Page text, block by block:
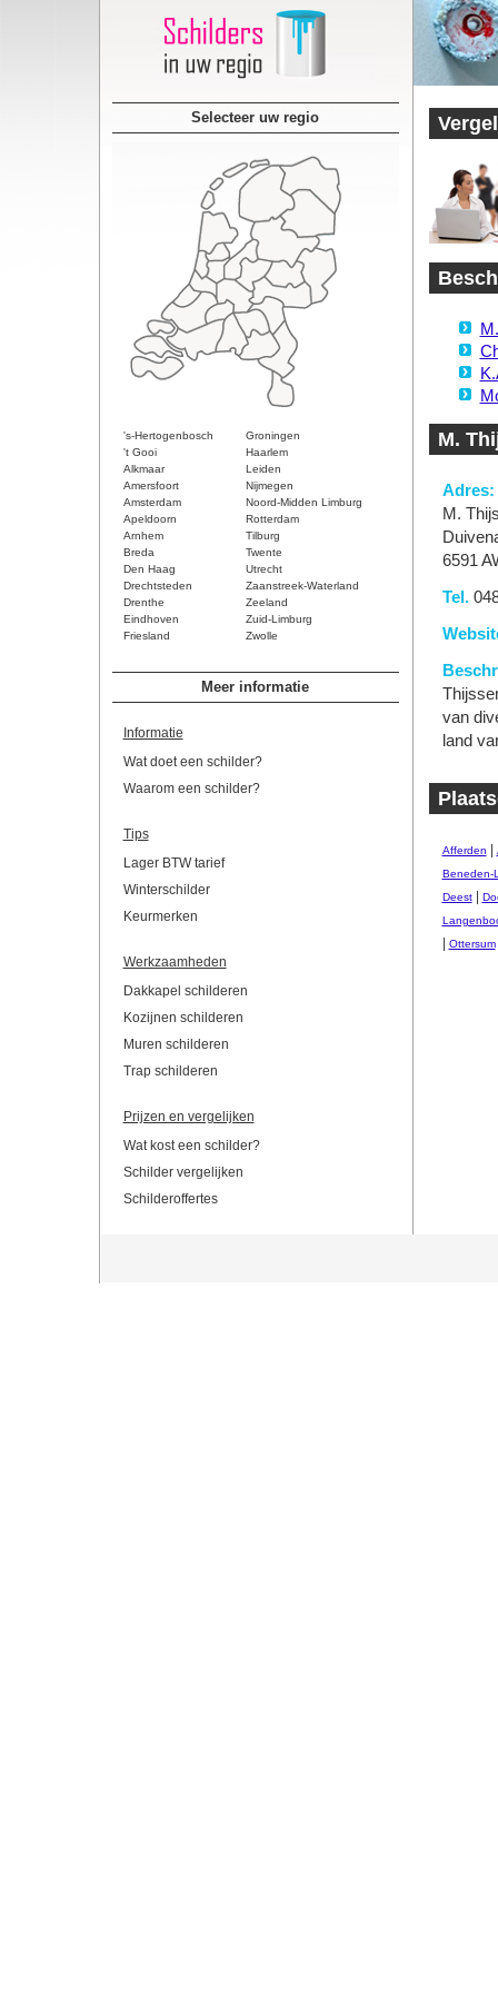
Selecteer uw regio
's-Hertogenbosch
Groningen
't Gooi
Haarlem
Alkmaar
Leiden
Amersfoort
Nijmegen
Amsterdam
Noord-Midden Limburg
Apeldoorn
Rotterdam
Arnhem
Tilburg
Breda
Twente
Den Haag
Utrecht
Drechtsteden
Zaanstreek-Waterland
Drenthe
Zeeland
Eindhoven
Zuid-Limburg
Friesland
Zwolle
Meer informatie
Informatie
Wat doet een schilder?
Waarom een schilder?
Tips
Lager BTW tarief
Winterschilder
Keurmerken
Werkzaamheden
Dakkapel schilderen
Kozijnen schilderen
Muren schilderen
Trap schilderen
Prijzen en vergelijken
Wat kost een schilder?
Schilder vergelijken
Schilderoffertes
M.
Adres:
M.
6591
Tel.
van
land
Afferden
Beneden-
Deest|
Ottersum